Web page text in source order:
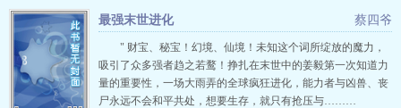
蔡四爷
最强末世进化
" 财宝、秘宝！幻境、仙境！未知这个词所绽放的魔力，
吸引了众多强者趋之若鹜！挣扎在末世中的姜毅第一次知道力
量的重要性，一场大雨弄的全球疯狂进化，能力者与凶兽、丧
尸永远不会和平共处，想要生存，就只有抢压与………